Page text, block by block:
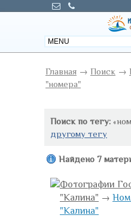
Главная → Поиск →
"номера"
Поиск по тегу:
другому тегу
Найдено 7
Фотографии
"Калина" →
"Калина"